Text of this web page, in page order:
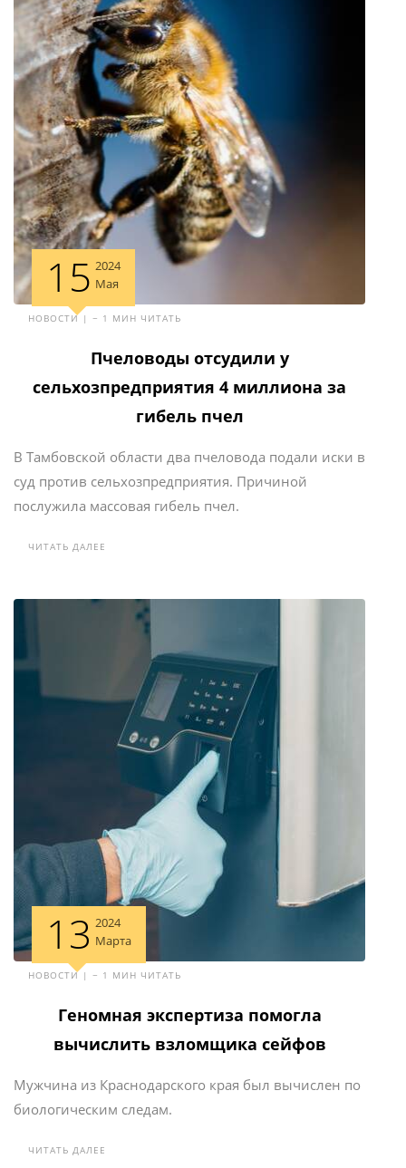
15 2024
Мая
НОВОСТИ | ~ 1 МИН ЧИТАТЬ
Пчеловоды отсудили у
сельхозпредприятия 4 миллиона за
гибель пчел
В Тамбовской области два пчеловода подали иски в
суд против сельхозпредприятия. Причиной
послужила массовая гибель пчел.
ЧИТАТЬ ДАЛЕЕ
13 2024
Марта
НОВОСТИ | ~ 1 МИН ЧИТАТЬ
Геномная экспертиза помогла
вычислить взломщика сейфов
Мужчина из Краснодарского края был вычислен по
биологическим следам.
ЧИТАТЬ ДАЛЕЕ